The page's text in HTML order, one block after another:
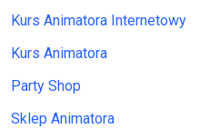
Kurs Animatora Internetowy
Kurs Animatora
Party Shop
Sklep Animatora